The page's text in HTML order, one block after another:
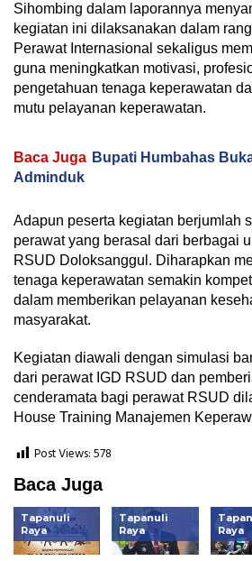
Sihombing dalam laporannya
kegiatan ini dilaksanakan dalam
Perawat Internasional sekaligus
guna meningkatkan motivasi,
pengetahuan tenaga keperawatan
mutu pelayanan keperawatan.
Baca Juga Bupati Humbahas
Adminduk
Adapun peserta kegiatan berjumlah
perawat yang berasal dari berbagai
RSUD Doloksanggul. Diharapkan
tenaga keperawatan semakin
dalam memberikan pelayanan
masyarakat.
Kegiatan diawali dengan simulasi
dari perawat IGD RSUD dan
cenderamata bagi perawat RSUD
House Training Manajemen
Post Views:578
Baca Juga
Tapanuli
Raya
Tapanuli
Raya
Raya